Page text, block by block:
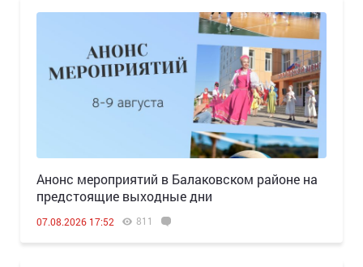
Анонс мероприятий в Балаковском районе на
предстоящие выходные дни
07.08.2026 17:52 811